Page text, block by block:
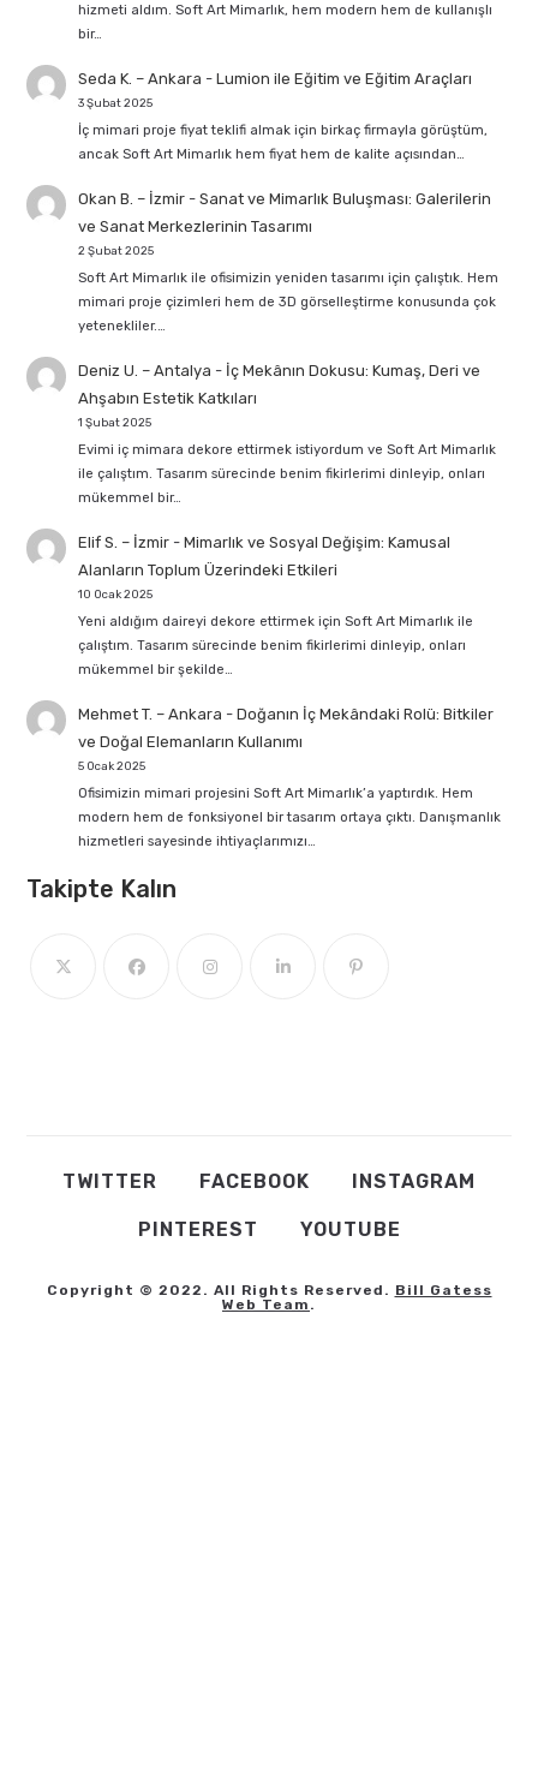
hizmeti aldım. Soft Art Mimarlık, hem modern hem de kullanışlı
bir…
Seda K. – Ankara - Lumion ile Eğitim ve Eğitim Araçları
3 Şubat 2025
İç mimari proje fiyat teklifi almak için birkaç firmayla görüştüm,
ancak Soft Art Mimarlık hem fiyat hem de kalite açısından…
Okan B. – İzmir- Sanat ve Mimarlık Buluşması: Galerilerin
ve Sanat Merkezlerinin Tasarımı
2 Şubat 2025
Soft Art Mimarlık ile ofisimizin yeniden tasarımı için çalıştık. Hem
mimari proje çizimleri hem de 3D görselleştirme konusunda çok
yetenekliler.…
Deniz U. – Antalya - İç Mekânın Dokusu: Kumaş, Deri ve
Ahşabın Estetik Katkıları
1 Şubat 2025
Evimi iç mimara dekore ettirmek istiyordum ve Soft Art Mimarlık
ile çalıştım. Tasarım sürecinde benim fikirlerimi dinleyip, onları
mükemmel bir…
Elif S. – İzmir- Mimarlık ve Sosyal Değişim: Kamusal
Alanların Toplum Üzerindeki Etkileri
10 Ocak 2025
Yeni aldığım daireyi dekore ettirmek için Soft Art Mimarlık ile
çalıştım. Tasarım sürecinde benim fikirlerimi dinleyip, onları
mükemmel bir şekilde…
Mehmet T. – Ankara - Doğanın İç Mekândaki Rolü: Bitkiler
ve Doğal Elemanların Kullanımı
5 Ocak 2025
Ofisimizin mimari projesini Soft Art Mimarlık’a yaptırdık. Hem
modern hem de fonksiyonel bir tasarım ortaya çıktı. Danışmanlık
hizmetleri sayesinde ihtiyaçlarımızı…
Takipte Kalın
TWITTER FACEBOOK INSTAGRAM
PINTEREST YOUTUBE
Copyright © 2022. All Rights Reserved. Bill Gatess
Web Team .